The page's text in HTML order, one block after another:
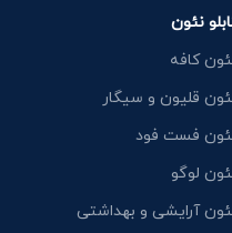
نئون
کافه
قلیون و سیگار
فست فود
لوگو
آرایشی و بهداشتی